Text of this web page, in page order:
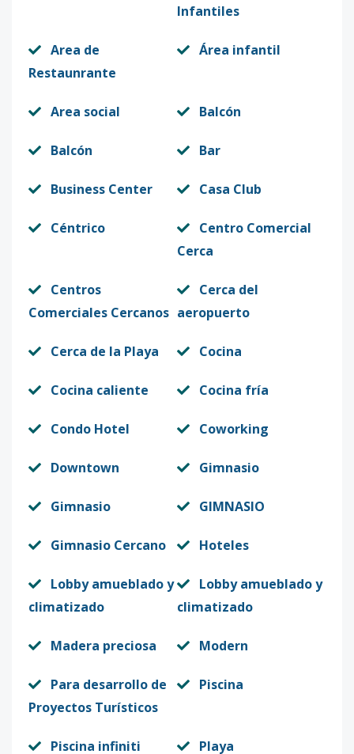
Infantiles
Area de
Restaunrante
Área infantil
Area social Balcón
Balcón Bar
Business Center Casa Club
Céntrico
Centro Comercial
Cerca
Centros
Comerciales Cercanos
Cerca del
aeropuerto
Cerca de la Playa Cocina
Cocina caliente Cocina fría
Condo Hotel Coworking
Downtown Gimnasio
Gimnasio GIMNASIO
Gimnasio Cercano Hoteles
Lobby amueblado y
climatizado
Lobby amueblado y
climatizado
Madera preciosa Modern
Para desarrollo de
Proyectos Turísticos
Piscina
Piscina infiniti Playa